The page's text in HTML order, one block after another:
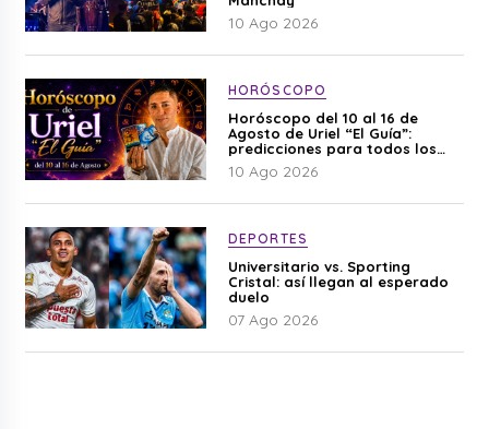
10 Ago 2026
HORÓSCOPO
Horóscopo del 10 al 16 de
Agosto de Uriel “El Guía”:
predicciones para todos los
signos del zodiaco aquí
10 Ago 2026
DEPORTES
Universitario vs. Sporting
Cristal: así llegan al esperado
duelo
07 Ago 2026